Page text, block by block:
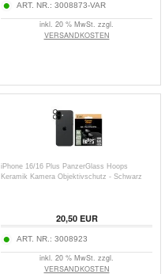
ART. NR.: 3008873-VAR
inkl. 20 % MwSt. zzgl.
VERSANDKOSTEN
iPhone 16/16 Plus PanzerGlass Hoops
Keramik Kamera Objektivschutz - Schwarz
20,50EUR
ART. NR.: 3008923
inkl. 20 % MwSt. zzgl.
VERSANDKOSTEN